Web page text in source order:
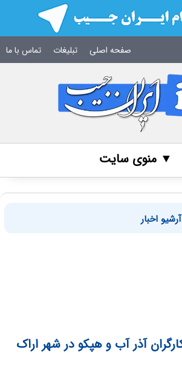
صفحه اصلی تبلیغات تماس با ما
▼ منوی سایت
آرشیو اخبار
آذر آب و هپکو در شهر اراک